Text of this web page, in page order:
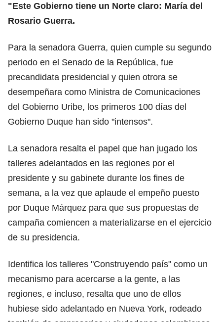
"Este Gobierno tiene un Norte claro: María del
Rosario Guerra.
Para la senadora Guerra, quien cumple su segundo
periodo en el Senado de la República, fue
precandidata presidencial y quien otrora se
desempeñara como Ministra de Comunicaciones
del Gobierno Uribe, los primeros 100 días del
Gobierno Duque han sido "intensos".
La senadora resalta el papel que han jugado los
talleres adelantados en las regiones por el
presidente y su gabinete durante los fines de
semana, a la vez que aplaude el empeño puesto
por Duque Márquez para que sus propuestas de
campaña comiencen a materializarse en el ejercicio
de su presidencia.
Identifica los talleres "Construyendo país" como un
mecanismo para acercarse a la gente, a las
regiones, e incluso, resalta que uno de ellos
hubiese sido adelantado en Nueva York, rodeado